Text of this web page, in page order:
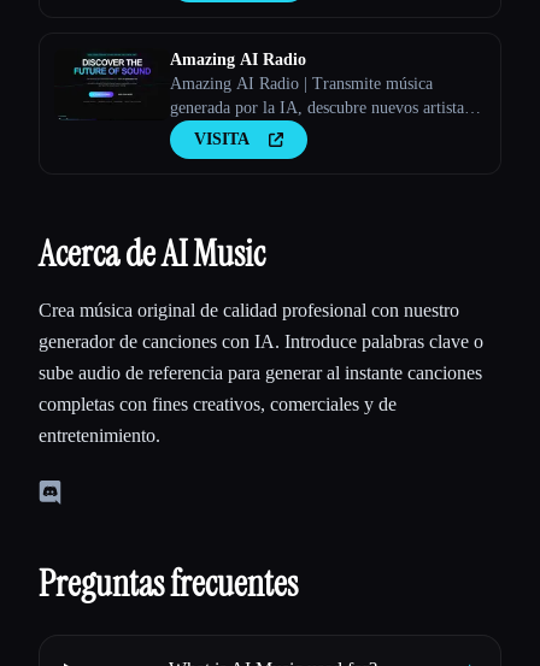
Amazing AI Radio
Amazing AI Radio | Transmite música
generada por la IA, descubre nuevos artistas,
explora las listas y sube tus propias canciones
a Amazing AI Radio.
VISITA
Acerca de AI Music
Crea música original de calidad profesional con nuestro
generador de canciones con IA. Introduce palabras clave o
sube audio de referencia para generar al instante canciones
completas con fines creativos, comerciales y de
entretenimiento.
Preguntas frecuentes